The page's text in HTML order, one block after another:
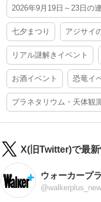
2026年9月19日～23日の
七夕まつり アジサイ
リアル謎解きイベント
お酒イベント 恐竜イ
プラネタリウム・天体観測
X(旧Twitter)で最
ウォーカープ